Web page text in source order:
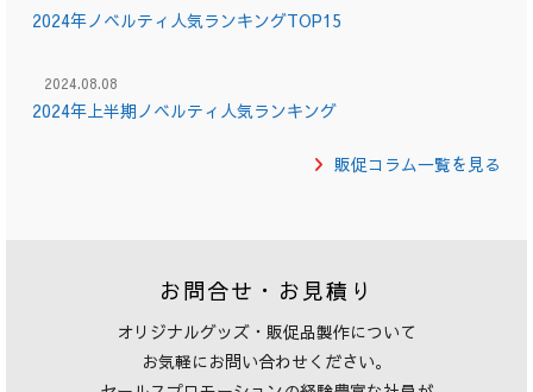
2024年ノベルティ人気ランキングTOP15
2024.08.08
2024年上半期ノベルティ人気ランキング
販促コラム一覧を見る
お問合せ・お見積り
オリジナルグッズ・販促品製作について
お気軽にお問い合わせください。